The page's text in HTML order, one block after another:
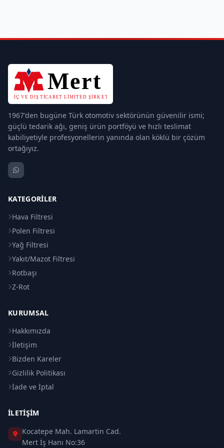
1967'den bugüne Türk otomotiv sektörünün güvenilir ismi;
güçlü tedarik ağı, geniş ürün portföyü ve hızlı teslimat
kabiliyetiyle profesyonellerin yanında olan köklü bir çözüm
ortağıyız.
KATEGORILER
Hava Filtresi
Polen Filtresi
Yağ Filtresi
Yakıt/Mazot Filtresi
Rotbaşı
Z-Rot
KURUMSAL
Hakkımızda
İletişim
Bizden Kareler
Gizlilik Politikası
İade ve İptal
İLETIŞIM
Kocatepe Mah. Lamartin Cad.
Mert İş Hanı No:36